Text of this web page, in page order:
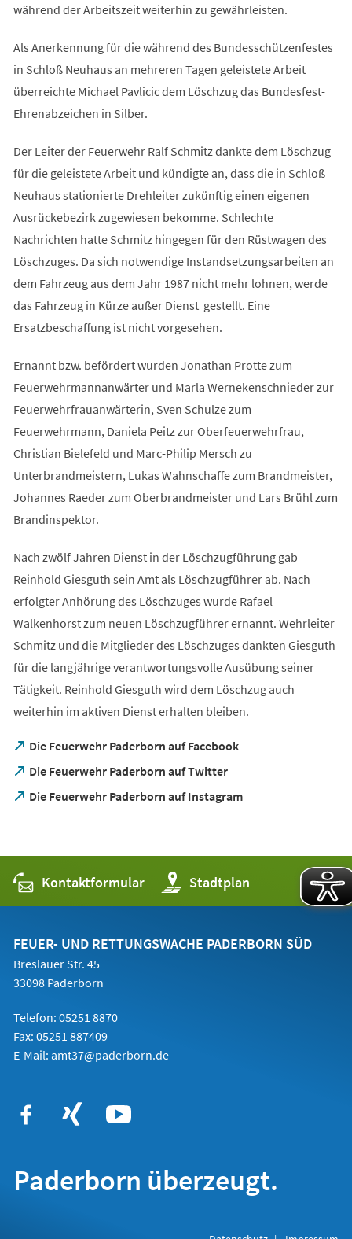
während der Arbeitszeit weiterhin zu gewährleisten.
Als Anerkennung für die während des Bundesschützenfestes
in Schloß Neuhaus an mehreren Tagen geleistete Arbeit
überreichte Michael Pavlicic dem Löschzug das Bundesfest-
Ehrenabzeichen in Silber.
Der Leiter der Feuerwehr Ralf Schmitz dankte dem Löschzug
für die geleistete Arbeit und kündigte an, dass die in Schloß
Neuhaus stationierte Drehleiter zukünftig einen eigenen
Ausrückebezirk zugewiesen bekomme. Schlechte
Nachrichten hatte Schmitz hingegen für den Rüstwagen des
Löschzuges. Da sich notwendige Instandsetzungsarbeiten an
dem Fahrzeug aus dem Jahr 1987 nicht mehr lohnen, werde
das Fahrzeug in Kürze außer Dienst gestellt. Eine
Ersatzbeschaffung ist nicht vorgesehen.
Ernannt bzw. befördert wurden Jonathan Protte zum
Feuerwehrmannanwärter und Marla Wernekenschnieder zur
Feuerwehrfrauanwärterin, Sven Schulze zum
Feuerwehrmann, Daniela Peitz zur Oberfeuerwehrfrau,
Christian Bielefeld und Marc-Philip Mersch zu
Unterbrandmeistern, Lukas Wahnschaffe zum Brandmeister,
Johannes Raeder zum Oberbrandmeister und Lars Brühl zum
Brandinspektor.
Nach zwölf Jahren Dienst in der Löschzugführung gab
Reinhold Giesguth sein Amt als Löschzugführer ab. Nach
erfolgter Anhörung des Löschzuges wurde Rafael
Walkenhorst zum neuen Löschzugführer ernannt. Wehrleiter
Schmitz und die Mitglieder des Löschzuges dankten Giesguth
für die langjährige verantwortungsvolle Ausübung seiner
Tätigkeit. Reinhold Giesguth wird dem Löschzug auch
weiterhin im aktiven Dienst erhalten bleiben.
Die Feuerwehr Paderborn auf Facebook
(Öffnet
einem
neuen
Die Feuerwehr Paderborn auf Twitter
(Öffnet
einemDie Feuerwehr Paderborn auf Instagram
(Öffnet
Tab)
Kontaktformular Stadtplan
(Öffnet
in
einem
Tab)
FEUER- UND RETTUNGSWACHE PADERBORN SÜD
Breslauer Str. 45
33098 Paderborn
Telefon: 05251 8870
Fax: 05251 887409
E-Mail: amt37@paderborn.de
Paderborn überzeugt.